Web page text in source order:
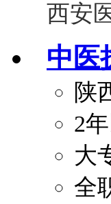
西安
中医
陕
2
大
全